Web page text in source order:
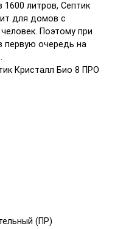
1600 литров, Септик
для домов с
Поэтому при
первую очередь на
Кристалл Био 8 ПРО
(ПР)